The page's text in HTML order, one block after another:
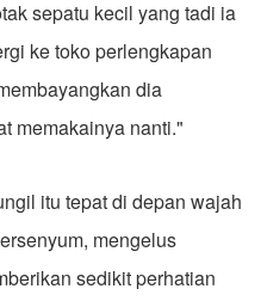
sepatu kecil yang tadi ia
ke toko perlengkapan
dia
memakainya nanti."
itu tepat di depan wajah
mengelus
sedikit perhatian